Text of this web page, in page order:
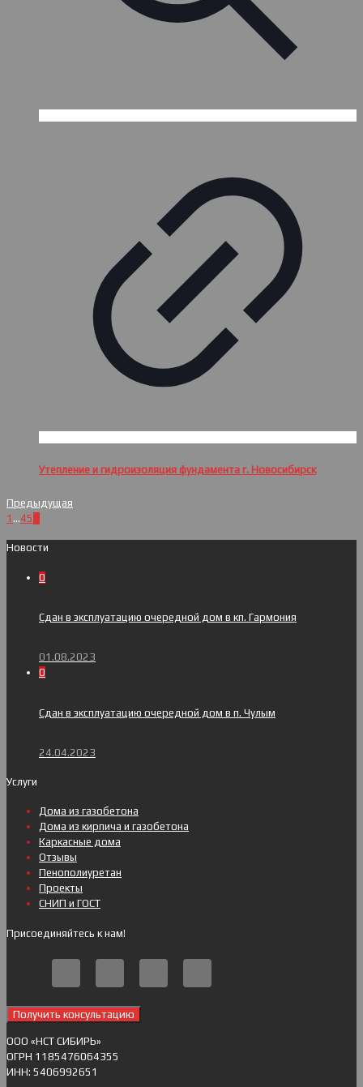
Утепление и гидроизоляция фундамента г. Новосибирск
Предыдущая
1 ...45
Новости
0
Сдан в эксплуатацию очередной дом в кп. Гармония
01.08.2023
0
Сдан в эксплуатацию очередной дом в п. Чулым
24.04.2023
Услуги
Дома из газобетона
Дома из кирпича и газобетона
Каркасные дома
Отзывы
Пенополиуретан
Проекты
СНИП и ГОСТ
Присоединяйтесь к нам!
Получить консультацию
ОOO «НСТ СИБИРЬ»
ОГРН 1185476064355
ИНН: 5406992651